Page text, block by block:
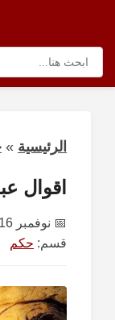
الرئيسية »
اقوال
📅 نوفمبر 16, 2024
قسم: حكم